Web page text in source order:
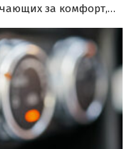
за комфорт,